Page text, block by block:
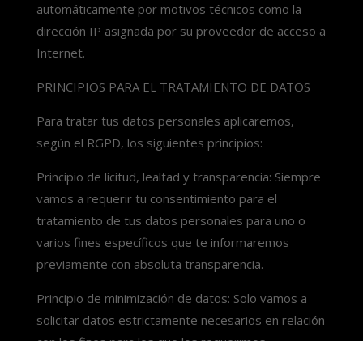
automáticamente por motivos técnicos como la
dirección IP asignada por su proveedor de acceso a
Internet.
PRINCIPIOS PARA EL TRATAMIENTO DE DATOS
Para tratar tus datos personales aplicaremos,
según el RGPD, los siguientes principios:
Principio de licitud, lealtad y transparencia: Siempre
vamos a requerir tu consentimiento para el
tratamiento de tus datos personales para uno o
varios fines específicos que te informaremos
previamente con absoluta transparencia.
Principio de minimización de datos: Solo vamos a
solicitar datos estrictamente necesarios en relación